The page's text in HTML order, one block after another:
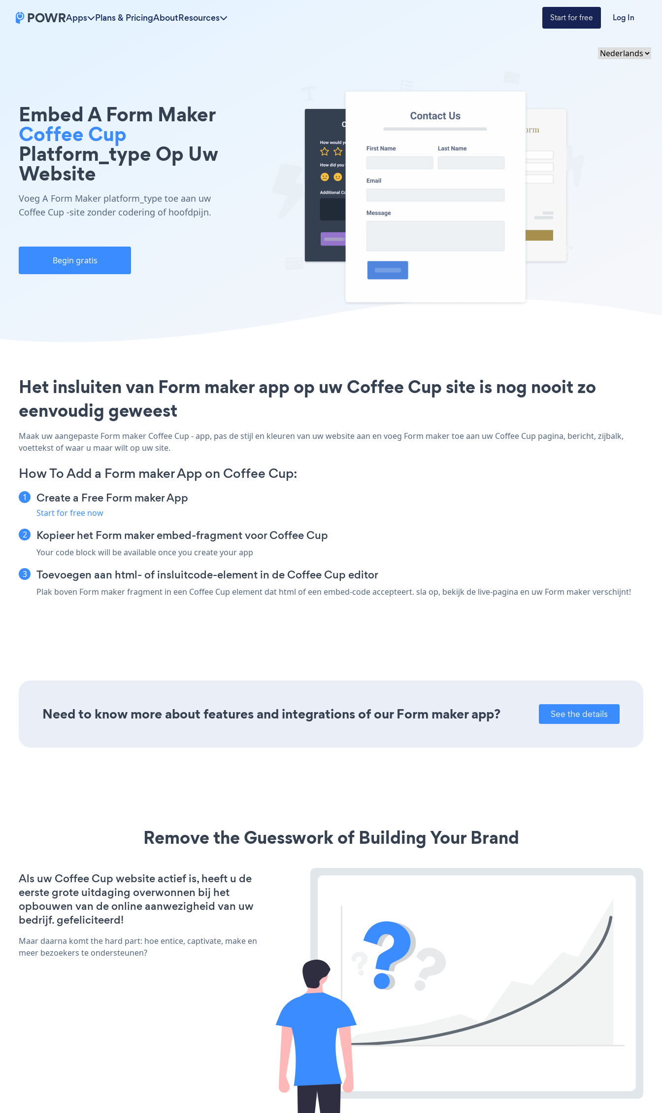
Apps Plans & PricingAboutResources Start for free Log In
Embed A Form Maker
Coffee Cup
Platform_type Op Uw
Website
Voeg A Form Maker platform_type toe aan uw
Coffee Cup -site zonder codering of hoofdpijn.
Begin gratis
Het insluiten van Form maker app op uw Coffee Cup site is nog nooit zo
eenvoudig geweest
Maak uw aangepaste Form maker Coffee Cup - app, pas de stijl en kleuren van uw website aan en voeg Form maker toe aan uw Coffee Cup pagina, bericht, zijbalk,
voettekst of waar u maar wilt op uw site.
How To Add a Form maker App on Coffee Cup:
Create a Free Form maker App
Start for free now
Kopieer het Form maker embed-fragment voor Coffee Cup
Your code block will be available once you create your app
Toevoegen aan html- of insluitcode-element in de Coffee Cup editor
Plak boven Form maker fragment in een Coffee Cup element dat html of een embed-code accepteert. sla op, bekijk de live-pagina en uw Form maker verschijnt!
Need to know more about features and integrations of our Form maker app? See the details
Remove the Guesswork of Building Your Brand
Als uw Coffee Cup website actief is, heeft u de
eerste grote uitdaging overwonnen bij het
opbouwen van de online aanwezigheid van uw
bedrijf. gefeliciteerd!
Maar daarna komt the hard part: hoe entice, captivate, make en
meer bezoekers te ondersteunen?